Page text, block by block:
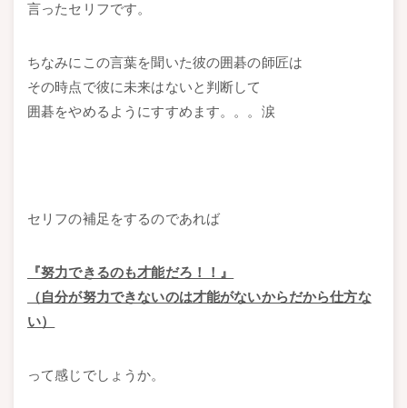
言ったセリフです。
ちなみにこの言葉を聞いた彼の囲碁の師匠は
その時点で彼に未来はないと判断して
囲碁をやめるようにすすめます。。。涙
セリフの補足をするのであれば
『努力できるのも才能だろ！！』
（自分が努力できないのは才能がないからだから仕方な
い）
って感じでしょうか。